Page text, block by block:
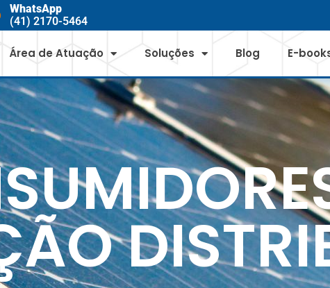
WhatsApp
(41) 2170-5464
Área de Atuação Soluções Blog E-